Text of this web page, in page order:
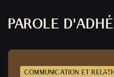
PAROLE
COMMUNICATION ET